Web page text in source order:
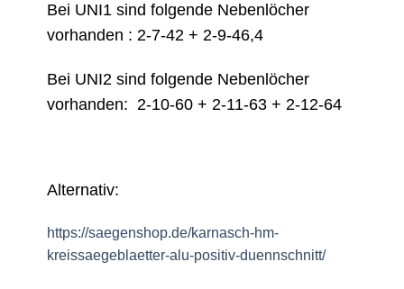
Bei UNI1 sind folgende Nebenlöcher
vorhanden : 2-7-42 + 2-9-46,4
Bei UNI2 sind folgende Nebenlöcher
vorhanden: 2-10-60 + 2-11-63 + 2-12-64
Alternativ:
https://saegenshop.de/karnasch-hm-
kreissaegeblaetter-alu-positiv-duennschnitt/